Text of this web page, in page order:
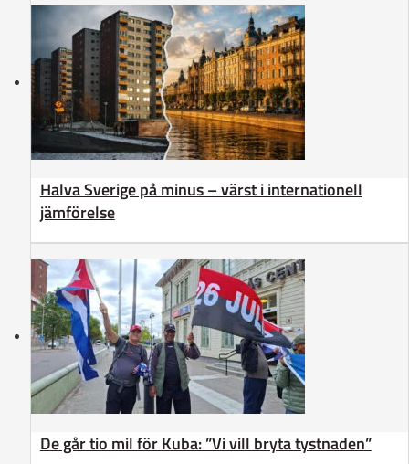
Halva Sverige på minus – värst i internationell
jämförelse
De går tio mil för Kuba: ”Vi vill bryta tystnaden”